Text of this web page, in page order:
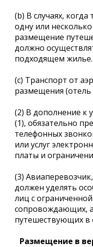
(b) В случаях,
одну или
размещение
должно
подходящем жилье.
(c) Транспорт от
размещения (отель
(2) В дополнение к
(1), обязательно
телефонных
или услуг
платы и
(3)
должен уделять
лиц с
сопровождающих,
путешествующих в
Размещение в